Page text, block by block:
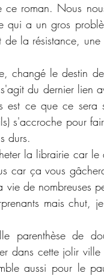
roman. Nous
qui a un gros
la résistance,
changé le destin
du dernier lien
ce que ce sera
s'accroche pour
durs.
la librairie car
car ça vous
de nombreuses
mais chut,
parenthèse de
dans cette jolir
aussi pour le